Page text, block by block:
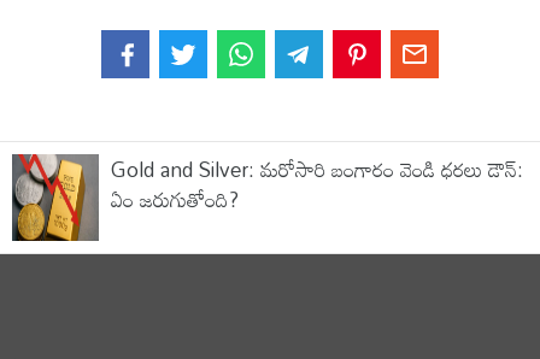
Gold and Silver: మరోసారి బంగారం వెండి ధరలు డౌన్:
ఏం జరుగుతోంది?